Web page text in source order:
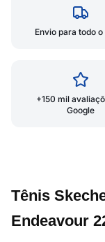
Envio para todo o
+150 mil
Google
Tênis
Endeavour